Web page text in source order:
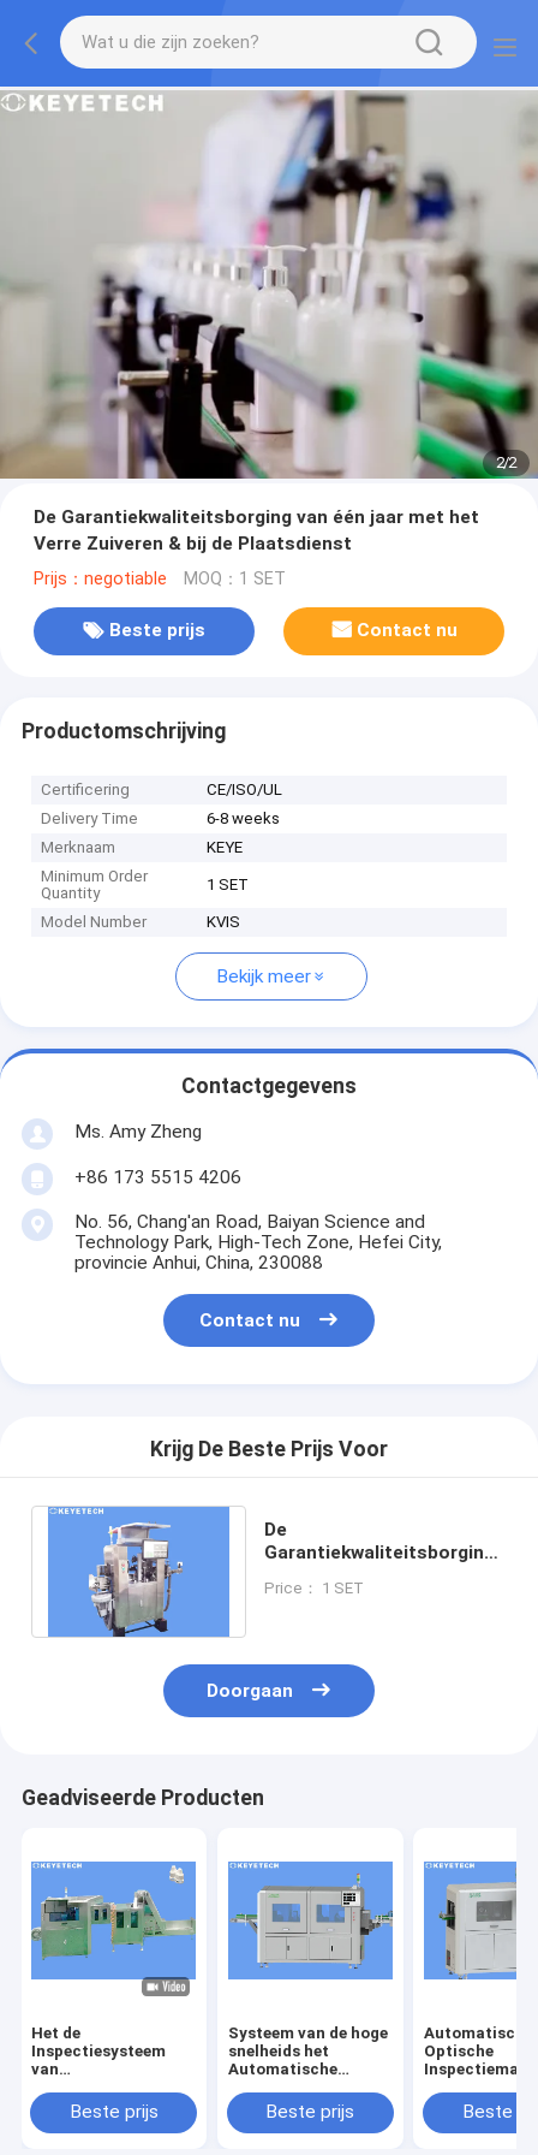
2/2
De Garantiekwaliteitsborging van één jaar met het
Verre Zuiveren & bij de Plaatsdienst
Prijs：negotiable MOQ：1 SET
Beste prijs Contact nu
Productomschrijving
Certificering
CE/ISO/UL
Delivery Time
6-8 weeks
Merknaam
KEYE
Minimum Order
Quantity
1 SET
Model Number KVIS
Bekijk meer
Contactgegevens
Ms. Amy Zheng
+86 173 5515 4206
No. 56, Chang'an Road, Baiyan Science and
Technology Park, High-Tech Zone, Hefei City,
provincie Anhui, China, 230088
Contact nu
Krijg De Beste Prijs Voor
De
Garantiekwaliteitsborging
Zuiveren & bij de
Price： 1 SET
Doorgaan
Geadviseerde Producten
Het de
Inspectiesysteem
van
loopt Detector voor
Plastic Verpakking
Beste prijs
Systeem van de hoge
snelheids het
Automatische
voor
Beeldkwaliteitscontrole
Beste prijs
Automatische
Optische
de
Beste